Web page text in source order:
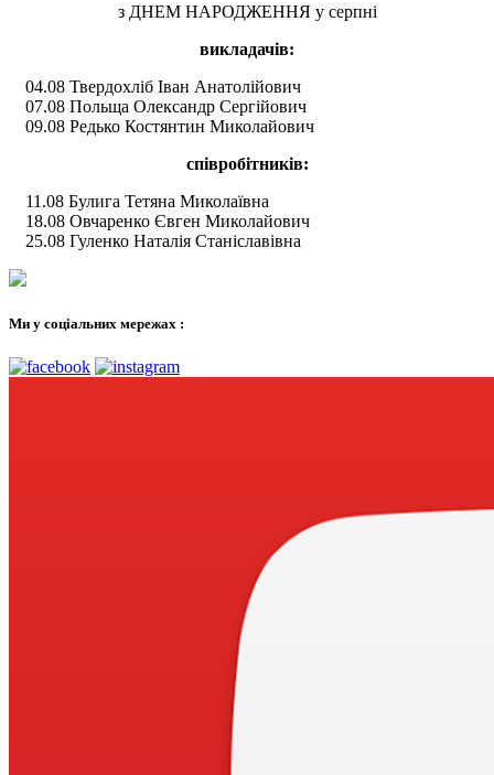
з ДНЕМ НАРОДЖЕННЯ у серпні
викладачів:
04.08 Твердохліб Іван Анатолійович
07.08 Польща Олександр Сергійович
09.08 Редько Костянтин Миколайович
співробітників:
11.08 Булига Тетяна Миколаївна
18.08 Овчаренко Євген Миколайович
25.08 Гуленко Наталія Станіславівна
Ми у соціальних мережах :